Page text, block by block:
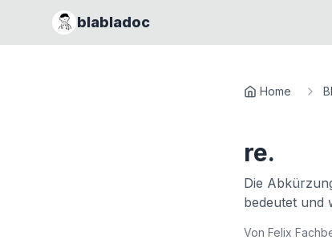
blabladoc
Home
re.
Die
bedeutet und
Von Felix